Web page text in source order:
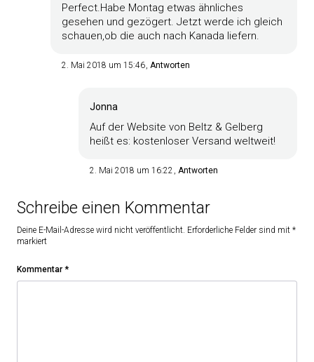
Perfect.Habe Montag etwas ähnliches
gesehen und gezögert. Jetzt werde ich gleich
schauen,ob die auch nach Kanada liefern.
2. Mai 2018 um 15:46 Antworten
Jonna
Auf der Website von Beltz & Gelberg
heißt es: kostenloser Versand weltweit!
2. Mai 2018 um 16:22 Antworten
Schreibe einen Kommentar
Deine E-Mail-Adresse wird nicht veröffentlicht. Erforderliche Felder sind mit *
markiert
Kommentar *